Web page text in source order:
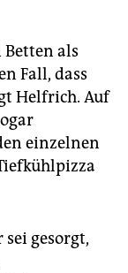
Betten als
Fall, dass
Helfrich. Auf
einzelnen
gesorgt,